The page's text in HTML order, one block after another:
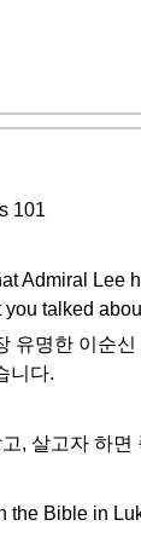
101
Admiral Lee
you talked
유명한 이순
니다.
, 살고자 하면
the Bible in